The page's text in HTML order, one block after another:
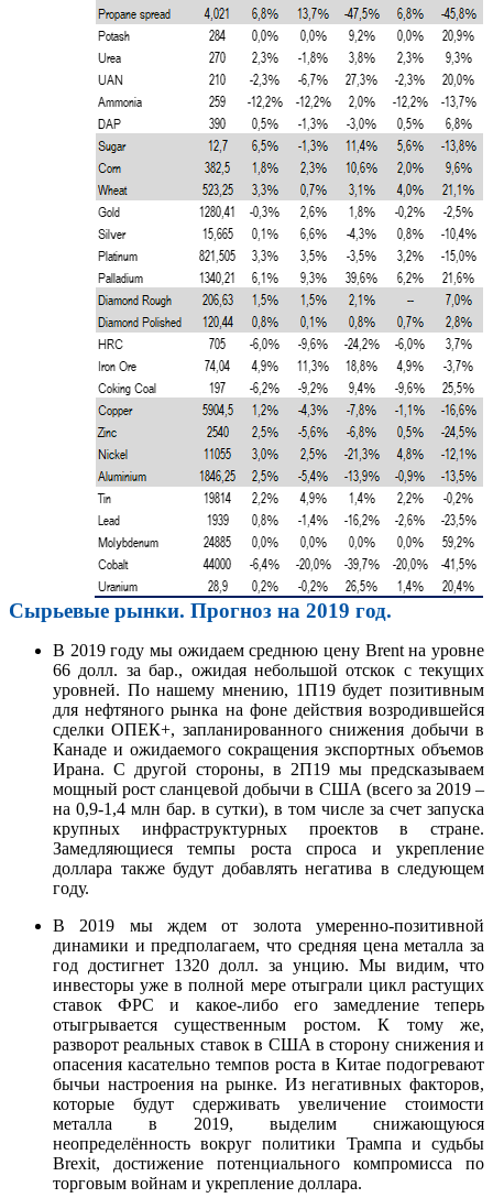
Сырьевые рынки. Прогноз на 2019 год.
В 2019 году мы ожидаем среднюю цену Brent на уровне
66 долл. за бар., ожидая небольшой отскок с текущих
уровней. По нашему мнению, 1П19 будет позитивным
для нефтяного рынка на фоне действия возродившейся
сделки ОПЕК+, запланированного снижения добычи в
Канаде и ожидаемого сокращения экспортных объемов
Ирана. С другой стороны, в 2П19 мы предсказываем
мощный рост сланцевой добычи в США (всего за 2019 –
на 0,9-1,4 млн бар. в сутки), в том числе за счет запуска
крупных инфраструктурных проектов в стране.
Замедляющиеся темпы роста спроса и укрепление
доллара также будут добавлять негатива в следующем
году.
В 2019 мы ждем от золота умеренно-позитивной
динамики и предполагаем, что средняя цена металла за
год достигнет 1320 долл. за унцию. Мы видим, что
инвесторы уже в полной мере отыграли цикл растущих
ставок ФРС и какое-либо его замедление теперь
отыгрывается существенным ростом. К тому же,
разворот реальных ставок в США в сторону снижения и
опасения касательно темпов роста в Китае подогревают
бычьи настроения на рынке. Из негативных факторов,
которые будут сдерживать увеличение стоимости
металла в 2019, выделим снижающуюся
неопределённость вокруг политики Трампа и судьбы
Brexit, достижение потенциального компромисса по
торговым войнам и укрепление доллара.